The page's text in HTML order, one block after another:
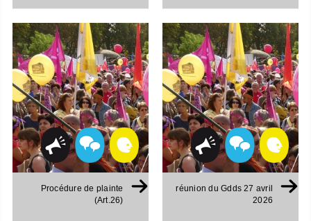
Procédure de plainte
(Art.26)
réunion du Gdds 27 avril
2026